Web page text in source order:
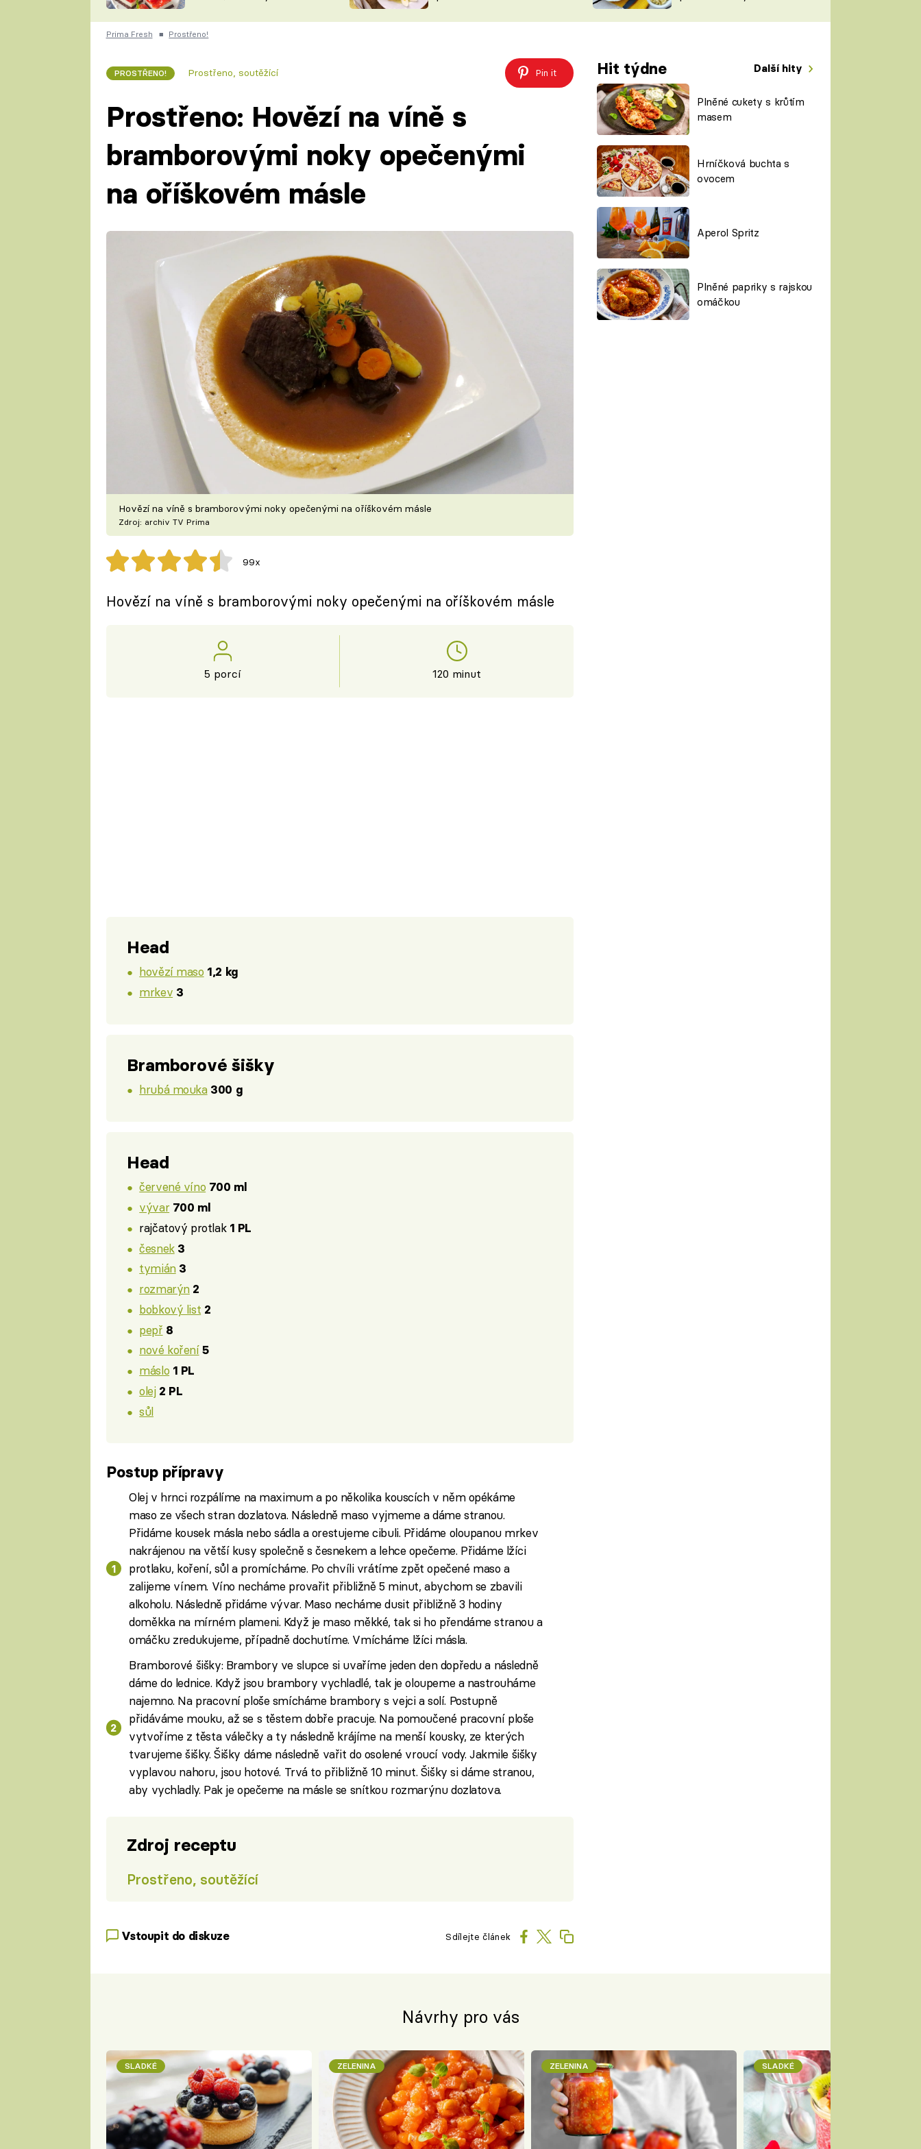
ČESKO NA TALÍŘI
KUCHAŘKA
VYCHYTÁVKY
ŠÉFREDAKTORKY
ČASOPIS
Prima Fresh ■ Prostřeno!
PROSTŘENO! Prostřeno, soutěžící Pin it Hit týdne Další hity
Plněné cukety s krůtím
masem
Hrníčková buchta s
ovocem
Aperol Spritz
Plněné papriky s rajskou
omáčkou
Prostřeno: Hovězí na víně s
bramborovými noky opečenými
na oříškovém másle
Hovězí na víně s bramborovými noky opečenými na oříškovém másle
Zdroj: archiv TV Prima
99x
Hovězí na víně s bramborovými noky opečenými na oříškovém másle
5 porcí 120 minut
Head
hovězí maso 1,2 kg
mrkev 3
Bramborové šišky
hrubá mouka 300 g
Head
červené víno 700 ml
vývar 700 ml
rajčatový protlak 1 PL
česnek 3
tymián 3
rozmarýn 2
bobkový list 2
pepř 8
nové koření 5
máslo 1 PL
olej 2 PL
sůl
Postup přípravy
Olej v hrnci rozpálíme na maximum a po několika kouscích v něm opékáme
maso ze všech stran dozlatova. Následně maso vyjmeme a dáme stranou.
Přidáme kousek másla nebo sádla a orestujeme cibuli. Přidáme oloupanou mrkev
nakrájenou na větší kusy společně s česnekem a lehce opečeme. Přidáme lžíci
protlaku, koření, sůl a promícháme. Po chvíli vrátíme zpět opečené maso a
zalijeme vínem. Víno necháme provařit přibližně 5 minut, abychom se zbavili
alkoholu. Následně přidáme vývar. Maso necháme dusit přibližně 3 hodiny
doměkka na mírném plameni. Když je maso měkké, tak si ho přendáme stranou a
omáčku zredukujeme, případně dochutíme. Vmícháme lžíci másla.
Bramborové šišky: Brambory ve slupce si uvaříme jeden den dopředu a následně
dáme do lednice. Když jsou brambory vychladlé, tak je oloupeme a nastrouháme
najemno. Na pracovní ploše smícháme brambory s vejci a solí. Postupně
přidáváme mouku, až se s těstem dobře pracuje. Na pomoučené pracovní ploše
vytvoříme z těsta válečky a ty následně krájíme na menší kousky, ze kterých
tvarujeme šišky. Šišky dáme následně vařit do osolené vroucí vody. Jakmile šišky
vyplavou nahoru, jsou hotové. Trvá to přibližně 10 minut. Šišky si dáme stranou,
aby vychladly. Pak je opečeme na másle se snítkou rozmarýnu dozlatova.
Zdroj receptu
Prostřeno, soutěžící
Vstoupit do diskuze Sdílejte článek
Návrhy pro vás
SLADKÉ ZELENINA ZELENINA SLADKÉ